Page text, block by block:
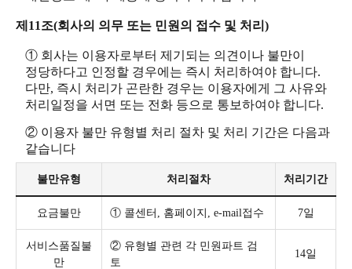
제11조(회사의 의무 또는 민원의 접수 및 처리)
① 회사는 이용자로부터 제기되는 의견이나 불만이
정당하다고 인정할 경우에는 즉시 처리하여야 합니다.
다만, 즉시 처리가 곤란한 경우는 이용자에게 그 사유와
처리일정을 서면 또는 전화 등으로 통보하여야 합니다.
② 이용자 불만 유형별 처리 절차 및 처리 기간은 다음과
같습니다
불만유형 처리절차 처리기간
요금불만 ① 콜센터, 홈페이지, e-mail접수 7일
서비스품질불
만
② 유형별 관련 각 민원파트 검
토
14일